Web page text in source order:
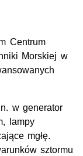
Centrum
Morskiej w
w generator
lampy
mgłę.
sztormu